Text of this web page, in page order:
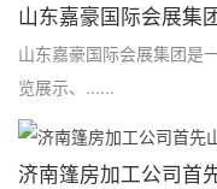
山东嘉豪国际会展集
山东嘉豪国际会展集团是
览展示、......
济南篷房加工公司首